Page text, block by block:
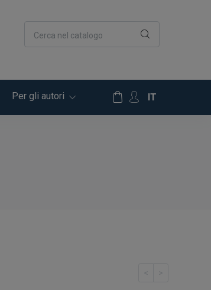
Cerca nel catalogo
Per gli autori IT
< >